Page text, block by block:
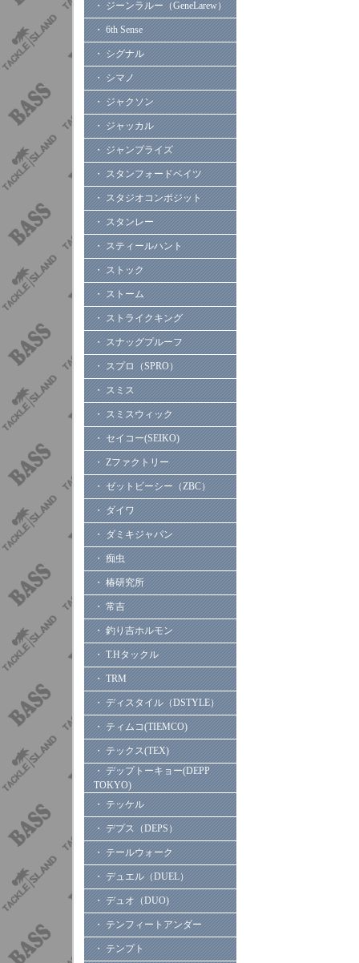
・ ジーンラルー（GeneLarew）
・ 6th Sense
・ シグナル
・ シマノ
・ ジャクソン
・ ジャッカル
・ ジャンプライズ
・ スタンフォードベイツ
・ スタジオコンポジット
・ スタンレー
・ スティールハント
・ ストック
・ ストーム
・ ストライクキング
・ スナッグプルーフ
・ スプロ（SPRO）
・ スミス
・ スミスウィック
・ セイコー(SEIKO)
・ Zファクトリー
・ ゼットビーシー（ZBC）
・ ダイワ
・ ダミキジャパン
・ 痴虫
・ 椿研究所
・ 常吉
・ 釣り吉ホルモン
・ T.Hタックル
・ TRM
・ ディスタイル（DSTYLE）
・ ティムコ(TIEMCO)
・ テックス(TEX)
・ デップトーキョー(DEPP
TOKYO)
・ テッケル
・ デプス（DEPS）
・ テールウォーク
・ デュエル（DUEL）
・ デュオ（DUO)
・ テンフィートアンダー
・ テンプト